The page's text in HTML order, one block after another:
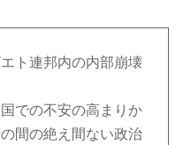
ト連邦内の内部崩壊
での不安の高まりか
間の絶え間ない政治